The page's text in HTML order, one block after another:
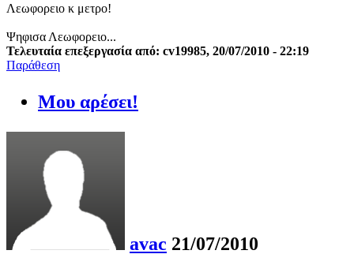
Λεωφορειο κ μετρο!
Ψηφισα Λεωφορειο...
Τελευταία επεξεργασία από: cv19985, 20/07/2010 - 22:19
Παράθεση
Μου αρέσει!
avac 21/07/2010